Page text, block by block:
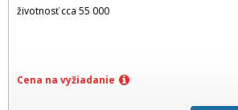
životnosť cca 55 000
Cena na vyžiadanie